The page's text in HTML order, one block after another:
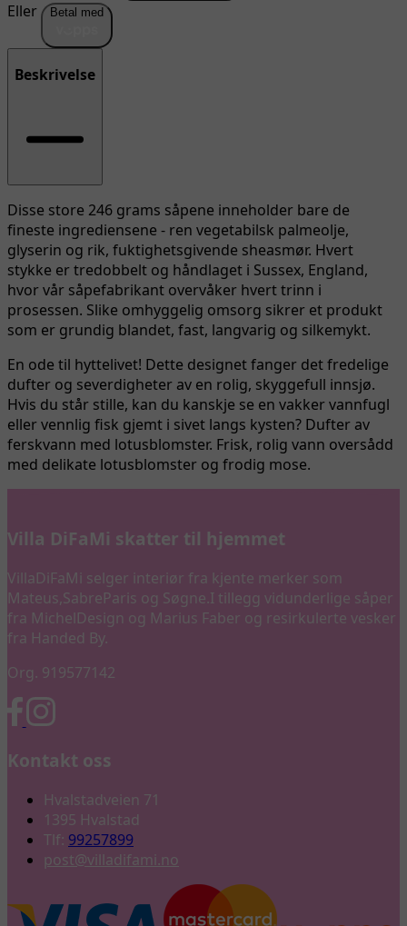
Eller Betal med
Beskrivelse
Disse store 246 grams såpene inneholder bare de
fineste ingrediensene - ren vegetabilsk palmeolje,
glyserin og rik, fuktighetsgivende sheasmør. Hvert
stykke er tredobbelt og håndlaget i Sussex, England,
hvor vår såpefabrikant overvåker hvert trinn i
prosessen. Slike omhyggelig omsorg sikrer et produkt
som er grundig blandet, fast, langvarig og silkemykt.
En ode til hyttelivet! Dette designet fanger det fredelige
dufter og severdigheter av en rolig, skyggefull innsjø.
Hvis du står stille, kan du kanskje se en vakker vannfugl
eller vennlig fisk gjemt i sivet langs kysten? Dufter av
ferskvann med lotusblomster. Frisk, rolig vann oversådd
med delikate lotusblomster og frodig mose.
Villa DiFaMi skatter til hjemmet
VillaDiFaMi selger interiør fra kjente merker som
Mateus,SabreParis og Søgne.I tillegg vidunderlige såper
fra MichelDesign og Marius Faber og resirkulerte vesker
fra Handed By.
Org. 919577142
Kontakt oss
Hvalstadveien 71
1395 Hvalstad
Tlf: 99257899
post@villadifami.no